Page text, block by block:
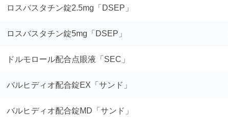
ロスバスタチン錠2.5mg「DSEP」
ロスバスタチン錠5mg「DSEP」
ドルモロール配合点眼液「SEC」
バルヒディオ配合錠EX「サンド」
バルヒディオ配合錠MD「サンド」